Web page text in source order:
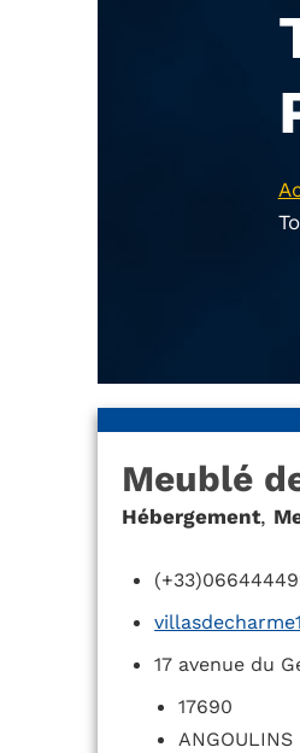
Meublé
Hébergement,
17 avenue du
17690
ANGOULINS